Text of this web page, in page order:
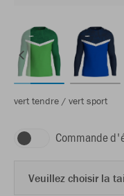
vert tendre / vert sport
Commande
Veuillez choisir la